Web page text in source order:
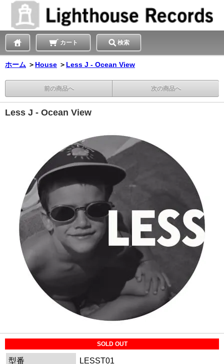
カート 検索
ホーム ＞ House ＞ Less J - Ocean View
前の商品へ 次の商品へ
Less J - Ocean View
SOLD OUT
型番
LESST01